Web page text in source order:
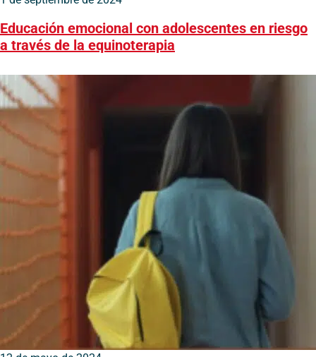
Educación emocional con adolescentes en riesgo
a través de la equinoterapia